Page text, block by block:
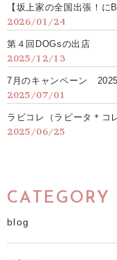
【坂上家の全国出張！に
2026/01/24
第４回DOGsの出店
2025/12/13
7月のキャンペーン
2025/07/01
ラビコレ（ラビータ＊コ
2025/06/25
CATEGORY
blog